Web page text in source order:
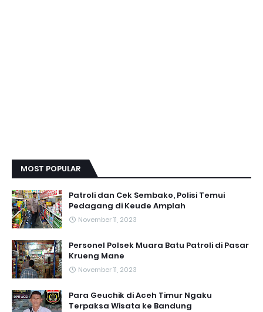
MOST POPULAR
Patroli dan Cek Sembako, Polisi Temui
Pedagang di Keude Amplah
November 11, 2023
Personel Polsek Muara Batu Patroli di Pasar
Krueng Mane
November 11, 2023
Para Geuchik di Aceh Timur Ngaku
Terpaksa Wisata ke Bandung